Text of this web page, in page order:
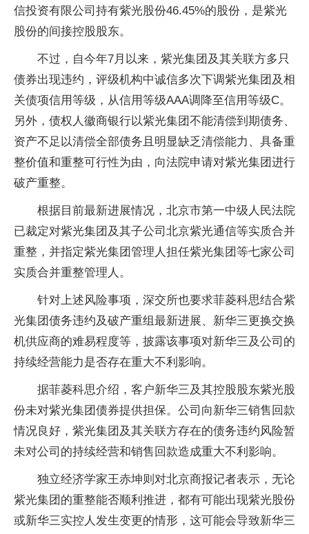
信投资有限公司持有紫光股份46.45%的股份，是紫光
股份的间接控股股东。
不过，自今年7月以来，紫光集团及其关联方多只
债券出现违约，评级机构中诚信多次下调紫光集团及相
关债项信用等级，从信用等级AAA调降至信用等级C。
另外，债权人徽商银行以紫光集团不能清偿到期债务、
资产不足以清偿全部债务且明显缺乏清偿能力、具备重
整价值和重整可行性为由，向法院申请对紫光集团进行
破产重整。
根据目前最新进展情况，北京市第一中级人民法院
已裁定对紫光集团及其子公司北京紫光通信等实质合并
重整，并指定紫光集团管理人担任紫光集团等七家公司
实质合并重整管理人。
针对上述风险事项，深交所也要求菲菱科思结合紫
光集团债务违约及破产重组最新进展、新华三更换交换
机供应商的难易程度等，披露该事项对新华三及公司的
持续经营能力是否存在重大不利影响。
据菲菱科思介绍，客户新华三及其控股股东紫光股
份未对紫光集团债券提供担保。公司向新华三销售回款
情况良好，紫光集团及其关联方存在的债务违约风险暂
未对公司的持续经营和销售回款造成重大不利影响。
独立经济学家王赤坤则对北京商报记者表示，无论
紫光集团的重整能否顺利推进，都有可能出现紫光股份
或新华三实控人发生变更的情形，这可能会导致新华三